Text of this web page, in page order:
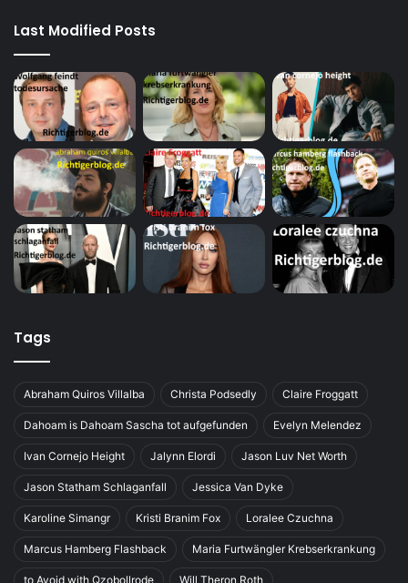
Last Modified Posts
Tags
Abraham Quiros Villalba Christa Podsedly Claire Froggatt
Dahoam is Dahoam Sascha tot aufgefunden Evelyn Melendez
Ivan Cornejo Height Jalynn Elordi Jason Luv Net Worth
Jason Statham Schlaganfall Jessica Van Dyke
Karoline Simangr Kristi Branim Fox Loralee Czuchna
Marcus Hamberg Flashback Maria Furtwängler Krebserkrankung
to Avoid with Qzobollrode Will Theron Roth